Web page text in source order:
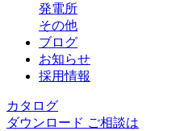
発電所
その他
ブログ
お知らせ
採用情報
カタログ
ダウンロード ご相談は